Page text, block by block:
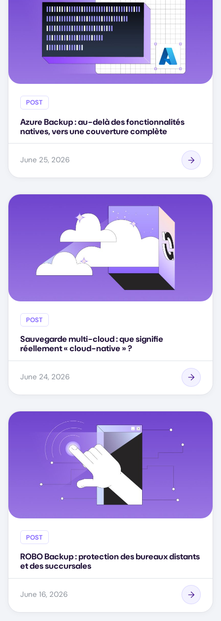
POST
Azure Backup : au-delà des fonctionnalités
natives, vers une couverture complète
June 25, 2026
POST
Sauvegarde multi-cloud : que signifie
réellement « cloud-native » ?
June 24, 2026
POST
ROBO Backup : protection des bureaux distants
et des succursales
June 16, 2026